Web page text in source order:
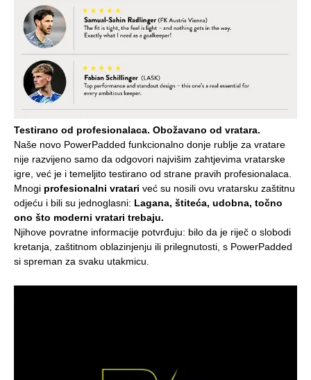
Testirano od profesionalaca. Obožavano od vratara.
Naše novo PowerPadded funkcionalno donje rublje za vratare
nije razvijeno samo da odgovori najvišim zahtjevima vratarske
igre, već je i temeljito testirano od strane pravih profesionalaca.
Mnogi profesionalni vratari već su nosili ovu vratarsku zaštitnu
odjeću i bili su jednoglasni: Lagana, štiteća, udobna, točno
ono što moderni vratari trebaju.
Njihove povratne informacije potvrđuju: bilo da je riječ o slobodi
kretanja, zaštitnom oblazinjenju ili prilegnutosti, s PowerPadded
si spreman za svaku utakmicu.